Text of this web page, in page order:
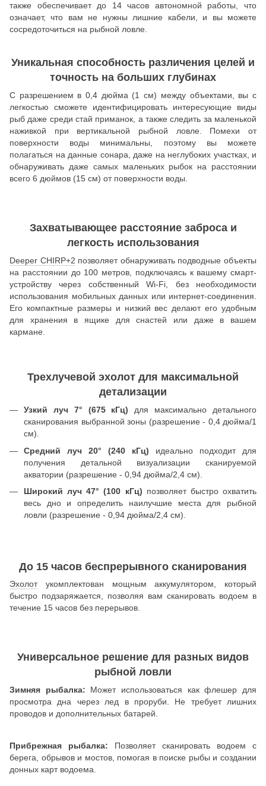
также обеспечивает до 14 часов автономной работы, что
означает, что вам не нужны лишние кабели, и вы можете
сосредоточиться на рыбной ловле.
Уникальная способность различения целей и
точность на больших глубинах
С разрешением в 0,4 дюйма (1 см) между объектами, вы с
легкостью сможете идентифицировать интересующие виды
рыб даже среди стай приманок, а также следить за маленькой
наживкой при вертикальной рыбной ловле. Помехи от
поверхности воды минимальны, поэтому вы можете
полагаться на данные сонара, даже на неглубоких участках, и
обнаруживать даже самых маленьких рыбок на расстоянии
всего 6 дюймов (15 см) от поверхности воды.
Захватывающее расстояние заброса и
легкость использования
Deeper CHIRP+2 позволяет обнаруживать подводные объекты
на расстоянии до 100 метров, подключаясь к вашему смарт-
устройству через собственный Wi-Fi, без необходимости
использования мобильных данных или интернет-соединения.
Его компактные размеры и низкий вес делают его удобным
для хранения в ящике для снастей или даже в вашем
кармане.
Трехлучевой эхолот для максимальной
детализации
Узкий луч 7° (675 кГц)для максимально детального
сканирования выбранной зоны (разрешение - 0,4 дюйма/1
см).
Средний луч 20° (240 кГц) идеально подходит для
получения детальной визуализации сканируемой
акватории (разрешение - 0,94 дюйма/2,4 см).
Широкий луч 47° (100 кГц) позволяет быстро охватить
весь дно и определить наилучшие места для рыбной
ловли (разрешение - 0,94 дюйма/2,4 см).
До 15 часов беспрерывного сканирования
Эхолотукомплектован мощным аккумулятором, который
быстро подзаряжается, позволяя вам сканировать водоем в
течение 15 часов без перерывов.
Универсальное решение для разных видов
рыбной ловли
Зимняя рыбалка: Может использоваться как флешер для
просмотра дна через лед в проруби. Не требует лишних
проводов и дополнительных батарей.
Прибрежная рыбалка: Позволяет сканировать водоем с
берега, обрывов и мостов, помогая в поиске рыбы и создании
донных карт водоема.